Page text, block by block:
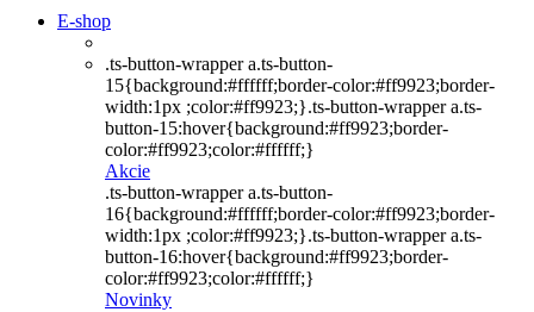
E-shop
.ts-button-wrapper a.ts-button-
15{background:#ffffff;border-color:#ff9923;border-
width:1px ;color:#ff9923;}.ts-button-wrapper a.ts-
button-15:hover{background:#ff9923;border-
color:#ff9923;color:#ffffff;}
Akcie
.ts-button-wrapper a.ts-button-
16{background:#ffffff;border-color:#ff9923;border-
width:1px ;color:#ff9923;}.ts-button-wrapper a.ts-
button-16:hover{background:#ff9923;border-
color:#ff9923;color:#ffffff;}
Novinky